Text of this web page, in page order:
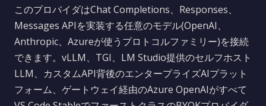
このプロバイダはChat Completions、Responses、
Messages APIを実装する任意のモデル(OpenAI、
Anthropic、Azureが使うプロトコルファミリー)を接続
できます。vLLM、TGI、LM Studio提供のセルフホスト
LLM、カスタムAPI背後のエンタープライズAIプラット
フォーム、ゲートウェイ経由のAzure OpenAIがすべて